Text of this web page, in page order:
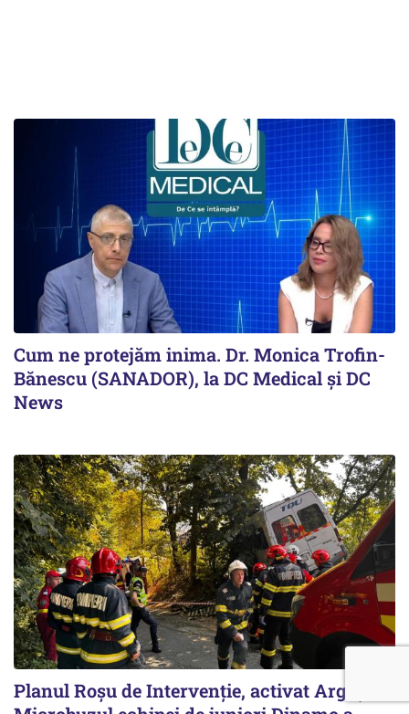
Cum ne protejăm inima. Dr. Monica Trofin-
Bănescu (SANADOR), la DC Medical și DC
News
Planul Roşu de Intervenţie, activat Argeş.